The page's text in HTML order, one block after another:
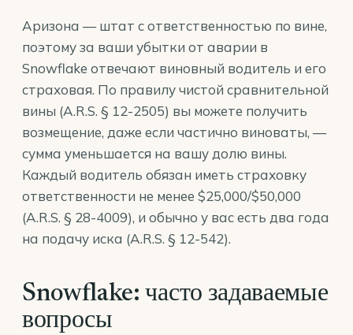
Аризона — штат с ответственностью по вине,
поэтому за ваши убытки от аварии в
Snowflake отвечают виновный водитель и его
страховая. По правилу чистой сравнительной
вины (A.R.S. § 12-2505) вы можете получить
возмещение, даже если частично виноваты, —
сумма уменьшается на вашу долю вины.
Каждый водитель обязан иметь страховку
ответственности не менее $25,000/$50,000
(A.R.S. § 28-4009), и обычно у вас есть два года
на подачу иска (A.R.S. § 12-542).
Snowflake: часто задаваемые
вопросы